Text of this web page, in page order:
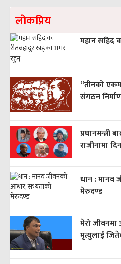
लाेकप्रिय
महान सहिद
“तीनको
संगठन
प्रधानमन्त्री
राजीनामा
धान : मानव
मेरुदण्ड
मेरो
मृत्युलाई